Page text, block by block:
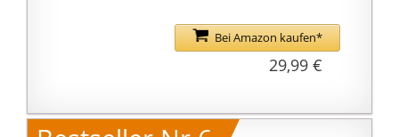
Cocktail-Spandex-
Stretch-Tischdecke
nimmt an exquisite
Doppelnadelsäumen,
sauber geroutet, kein
verwendet werden.
【Perfekte Passform】
Cocktailtisch mit 80cm
Bei Amazon kaufen*
29,99 €